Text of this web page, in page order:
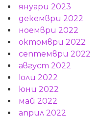
януари 2023
декември 2022
ноември 2022
октомври 2022
септември 2022
август 2022
юли 2022
юни 2022
май 2022
април 2022